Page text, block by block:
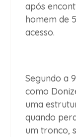
após
homem de
acesso.
Segundo a
como
uma
quando
um tronco,